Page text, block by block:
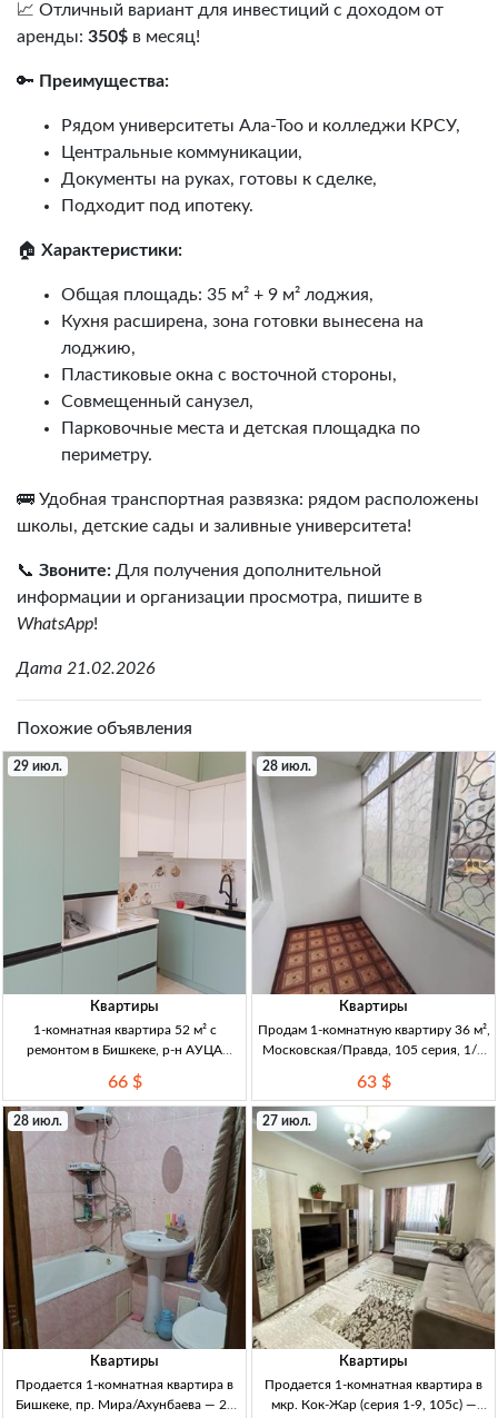
📈 Отличный вариант для инвестиций с доходом от
аренды: 350$ в месяц!
🔑 Преимущества:
Рядом университеты Ала-Тоо и колледжи КРСУ,
Центральные коммуникации,
Документы на руках, готовы к сделке,
Подходит под ипотеку.
🏠 Характеристики:
Общая площадь: 35 м² + 9 м² лоджия,
Кухня расширена, зона готовки вынесена на
лоджию,
Пластиковые окна с восточной стороны,
Совмещенный санузел,
Парковочные места и детская площадка по
периметру.
🚌 Удобная транспортная развязка: рядом расположены
школы, детские сады и заливные университета!
📞 Звоните: Для получения дополнительной
информации и организации просмотра, пишите в
WhatsApp!
Дата 21.02.2026
Похожие объявления
29 июл.
Квартиры
1-комнатная квартира 52 м² с
ремонтом в Бишкеке, р-н АУЦА
АУЦА (ряд. мкр Асанбай). 10/10,
лифт работает. Кирп/монолит, дом
сдан и заселён ~95%.
66 $
28 июл.
Квартиры
Продам 1-комнатную квартиру 36 м²,
Московская/Правда, 105 серия, 1/5
серия, 1/5, не угл. 2 лоджии (кухня/
зал), пласт. окна, бронир. дверь,
после косм. ремо
63 $
28 июл.
Квартиры
Продается 1-комнатная квартира в
Бишкеке, пр. Мира/Ахунбаева — 29
27 июл.
Квартиры
Продается 1-комнатная квартира в
мкр. Кок-Жар (серия 1-9, 105с) —